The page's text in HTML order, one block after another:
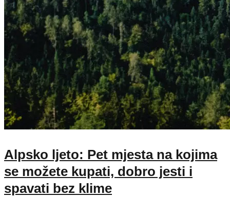
Alpsko ljeto: Pet mjesta na kojima
se možete kupati, dobro jesti i
spavati bez klime